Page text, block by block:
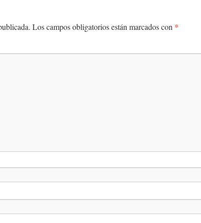
Los campos obligatorios están marcados con *